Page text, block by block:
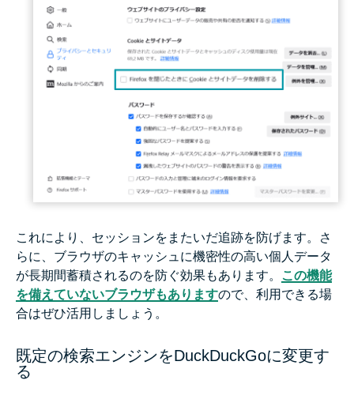
これにより、セッションをまたいだ追跡を防げます。さ
らに、ブラウザのキャッシュに機密性の高い個人データ
が長期間蓄積されるのを防ぐ効果もあります。 この機能
を備えていないブラウザもありますので、利用できる場
合はぜひ活用しましょう。
既定の検索エンジンをDuckDuckGoに変更す
る